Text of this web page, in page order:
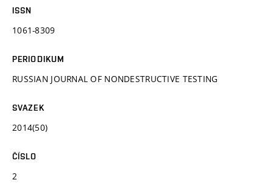
ISSN
1061-8309
PERIODIKUM
RUSSIAN JOURNAL OF NONDESTRUCTIVE TESTING
SVAZEK
2014(50)
ČÍSLO
2